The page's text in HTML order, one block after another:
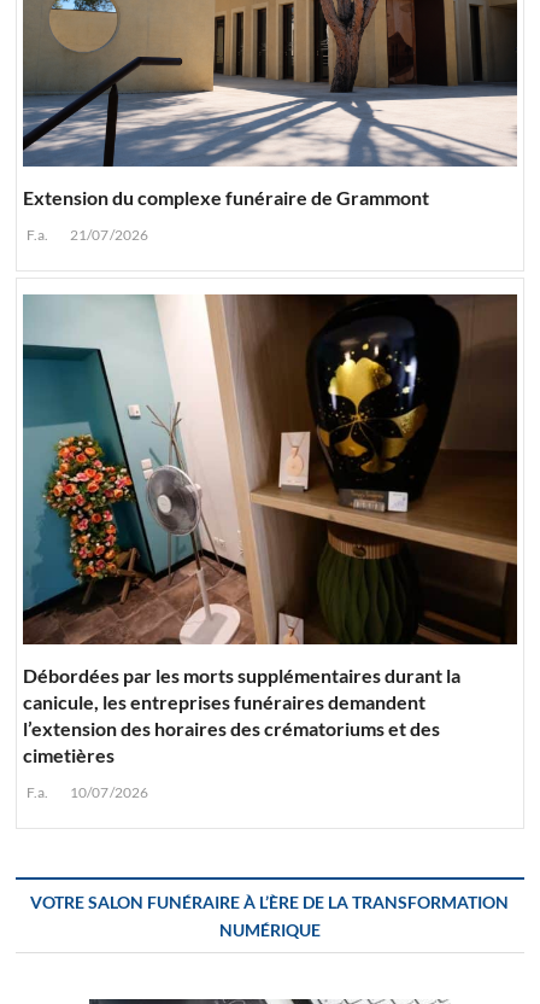
Extension du complexe funéraire de Grammont
F.a. 21/07/2026
Débordées par les morts supplémentaires durant la
canicule, les entreprises funéraires demandent
l’extension des horaires des crématoriums et des
cimetières
F.a. 10/07/2026
VOTRE SALON FUNÉRAIRE À L’ÈRE DE LA TRANSFORMATION
NUMÉRIQUE